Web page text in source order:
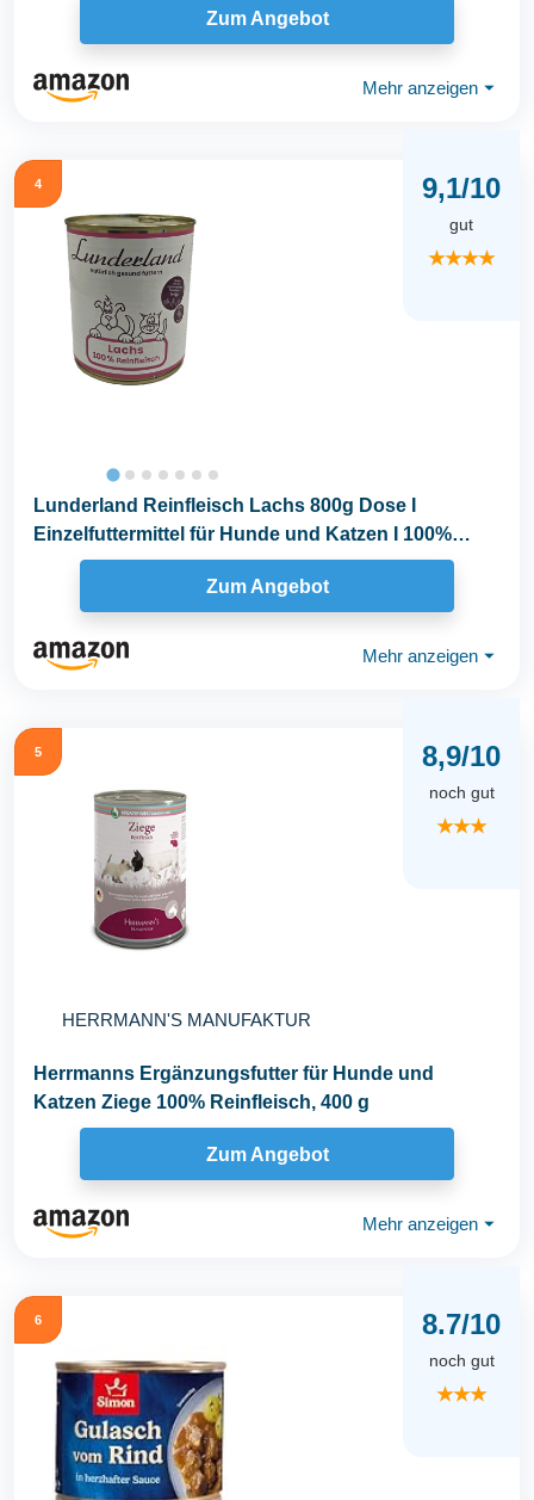
Zum Angebot
Mehr anzeigen ⏷
4 9,1/10
gut
★★★★
Lunderland Reinfleisch Lachs 800g Dose I
Einzelfuttermittel für Hunde und Katzen I 100%
frisches...
Zum Angebot
Mehr anzeigen ⏷
5
HERRMANN'S MANUFAKTUR
8,9/10
noch gut
★★★
Herrmanns Ergänzungsfutter für Hunde und
Katzen Ziege 100% Reinfleisch, 400 g
Zum Angebot
Mehr anzeigen ⏷
6 8.7/10
noch gut
★★★